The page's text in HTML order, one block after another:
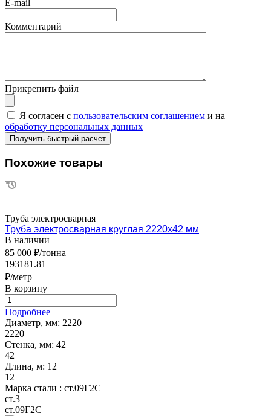
E-mail
Комментарий
Прикрепить файл
Я согласен с пользовательским соглашением и на
обработку персональных данных
Похожие товары
Труба электросварная
Труба электросварная круглая 2220х42 мм
В наличии
85 000 ₽/тонна
193181.81
₽/метр
В корзину
Подробнее
Диаметр, мм: 2220
2220
Стенка, мм: 42
42
Длина, м: 12
12
Марка стали : ст.09Г2С
ст.3
ст.09Г2С